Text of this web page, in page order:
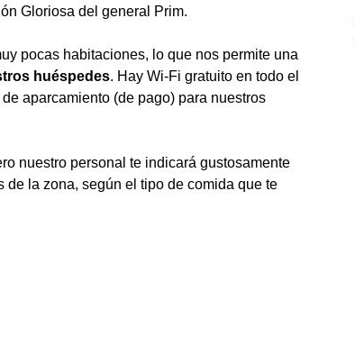
Gloriosa del general Prim.
pocas habitaciones, lo que nos permite una
huéspedes. Hay Wi-Fi gratuito en todo el
aparcamiento (de pago) para nuestros
nuestro personal te indicará gustosamente
de la zona, según el tipo de comida que te